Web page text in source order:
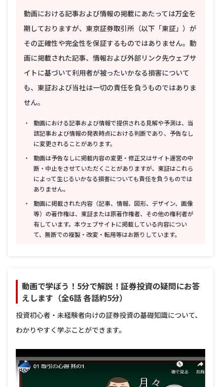
動画における記事および情報の掲載にあたっては万全を
期しておりますが、東京証券取引所（以下「東証」）が
その正確性や完全性を保証するものではありません。動
画に掲載された記事、情報および外部リンク先ウェブサ
イトに基づいて利用者が被ったいかなる損害について
も、東証および当社は一切の責任を負うものではありま
せん。
動画における記事および情報で提供される見解や予測は、当
該記事および情報の発表時点における判断であり、予告なし
に変更されることがあります。
動画は予告なしに掲載内容の変更・修正又はサイト運営の中
断・中止をさせていただくことがありますが、東証はこれら
によって生じるいかなる損害についても責任を負うものでは
ありません。
動画に掲載された内容（記事、情報、図形、デザイン、画像
等）の著作権は、東証または原著作権者、その他の権利者が
有しています。本ウェブサイトに掲載している内容につい
て、無断での複製・改変・転用等はお断りしています。
動画で学ぼう！5分で解説！証券投資の疑問にお答
えします（全6話 各話約5分）
投資初心者・未経験者向けの証券投資の基礎知識について、
わかりやすく学ぶことができます。